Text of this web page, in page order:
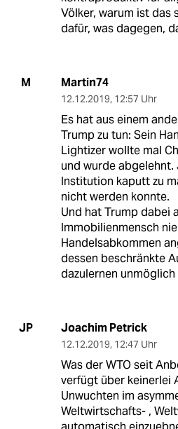
Völker, warum ist das
dafür, was dagegen,
M Martin74
12.12.2019, 12:57 Uhr
Es hat aus einem
Trump zu tun: Sein
Lightizer wollte mal
und wurde
Institution kaputt zu
nicht werden konnte.
Und hat Trump dabei
Immobilienmensch
Handelsabkommen
dessen beschränkte
dazulernen unmöglich
JP Joachim Petrick
12.12.2019, 12:47 Uhr
Was der WTO seit
verfügt über keinerlei
Unwuchten im
Weltwirtschafts- ,